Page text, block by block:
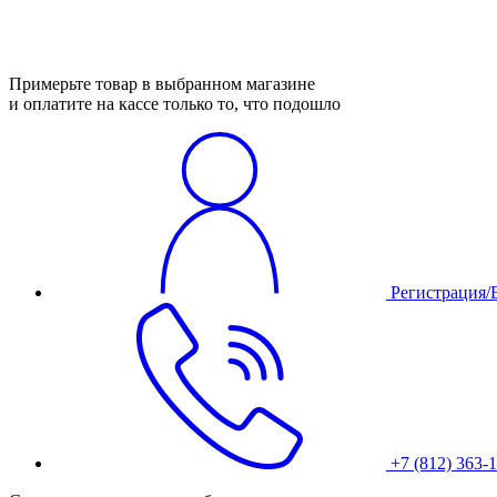
Примерьте товар в выбранном магазине
и оплатите на кассе только то, что подошло
Регистрация/
+7 (812) 363-